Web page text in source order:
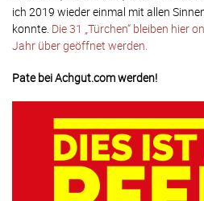
ich 2019 wieder einmal mit allen
konnte. Die 31 „Türchen“ bleiben hier
Jahr über geöffnet werden.
Pate bei Achgut.com werden!